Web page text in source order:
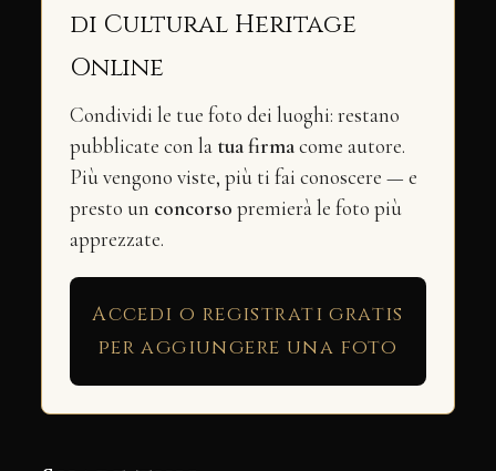
di Cultural Heritage
Online
Condividi le tue foto dei luoghi: restano
pubblicate con la tua firmacome autore.
Più vengono viste, più ti fai conoscere — e
presto un concorso premierà le foto più
apprezzate.
Accedi o registrati gratis
per aggiungere una foto